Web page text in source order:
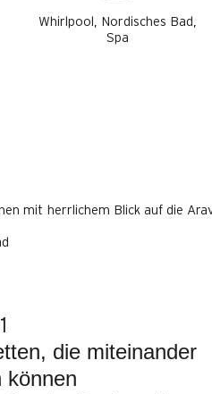
Whirlpool, Nordisches Bad,
Spa
mit herrlichem Blick auf die
1
die miteinander
können